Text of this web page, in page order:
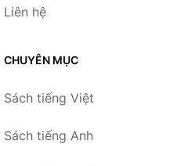
Liên hệ
CHUYÊN MỤC
Sách tiếng Việt
Sách tiếng Anh